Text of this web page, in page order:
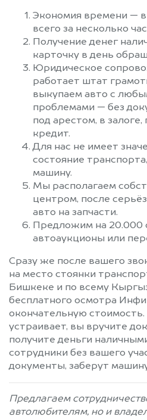
Экономия времени —
всего за несколько
Получение денег
карточку в день
Юридическое
работает штат
выкупаем авто с
проблемами — без
под арестом, в
кредит.
Для нас не имеет
состояние
машину.
Мы располагаем
центром, после
авто на запчасти.
Предложим на 20.000
автоаукционы или
Сразу же после вашего
на место стоянки
Бишкеке и по всему
бесплатного осмотра
окончательную стоимость.
устраивает, вы вручите
получите деньги
сотрудники без вашего
документы, заберут
Предлагаем
автолюбителям, но и